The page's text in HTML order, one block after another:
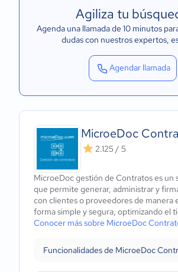
Agiliza tu
Agenda una llamada de 10 minutos
dudas con nuestros expertos,
Agendar llamada
MicroeDoc
2.125 / 5
MicroeDoc gestión de Contratos es un
que permite generar, administrar y
con clientes o proveedores de manera
forma simple y segura, optimizando el
Conocer más sobre MicroeDoc
Funcionalidades de MicroeDoc